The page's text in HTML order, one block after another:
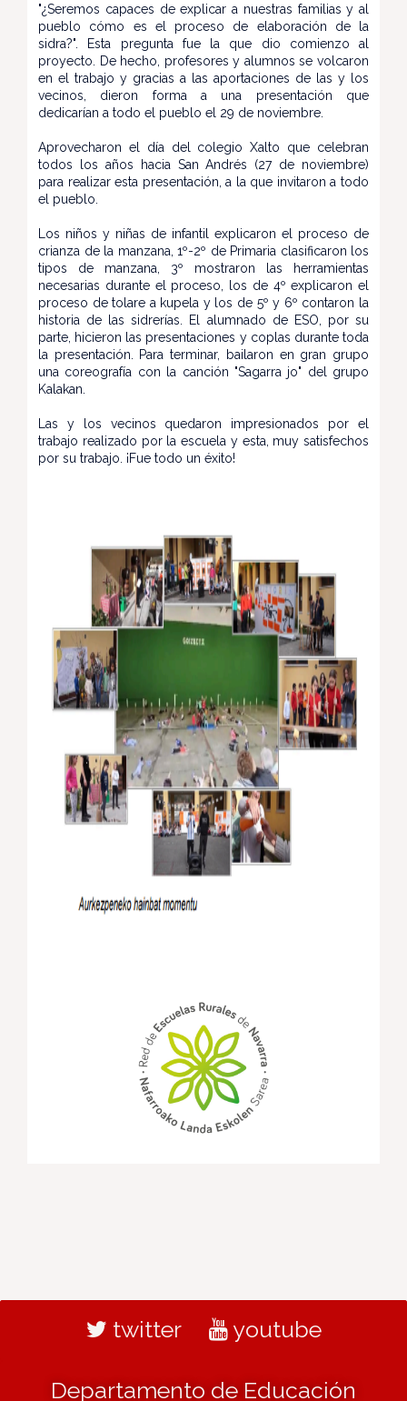
"¿Seremos capaces de explicar a nuestras familias y al
pueblo cómo es el proceso de elaboración de la
sidra?". Esta pregunta fue la que dio comienzo al
proyecto. De hecho, profesores y alumnos se volcaron
en el trabajo y gracias a las aportaciones de las y los
vecinos, dieron forma a una presentación que
dedicarían a todo el pueblo el 29 de noviembre.
Aprovecharon el día del colegio Xalto que celebran
todos los años hacia San Andrés (27 de noviembre)
para realizar esta presentación, a la que invitaron a todo
el pueblo.
Los niños y niñas de infantil explicaron el proceso de
crianza de la manzana, 1º-2º de Primaria clasificaron los
tipos de manzana, 3º mostraron las herramientas
necesarias durante el proceso, los de 4º explicaron el
proceso de tolare a kupela y los de 5º y 6º contaron la
historia de las sidrerías. El alumnado de ESO, por su
parte, hicieron las presentaciones y coplas durante toda
la presentación. Para terminar, bailaron en gran grupo
una coreografía con la canción "Sagarra jo" del grupo
Kalakan.
Las y los vecinos quedaron impresionados por el
trabajo realizado por la escuela y esta, muy satisfechos
por su trabajo. ¡Fue todo un éxito!
twitter youtube
Departamento de Educación